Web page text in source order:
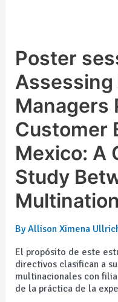
Poster
Assessing
Managers
Customer
Mexico: A
Study
ByAllison Ximena
El propósito de este
directivos clasifican a
multinacionales con
de la práctica de la
Poster
session:
Assessing
How
Top
Managers
Perceive
Customer
Experience
in
Mexico:
A
Comparative
Study
Between
Local
and
Multinational
Companies